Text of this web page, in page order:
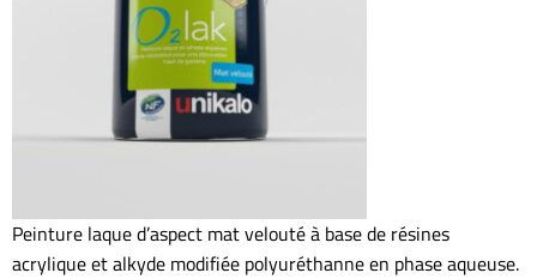
Peinture laque d’aspect mat velouté à base de résines
acrylique et alkyde modifiée polyuréthanne en phase aqueuse.